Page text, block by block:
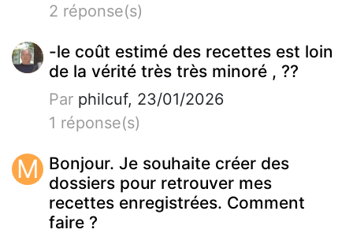
2 réponse(s)
-le coût estimé des recettes est loin
de la vérité très très minoré , ??
Par philcuf, 23/01/2026
1 réponse(s)
M Bonjour. Je souhaite créer des
dossiers pour retrouver mes
recettes enregistrées. Comment
faire ?